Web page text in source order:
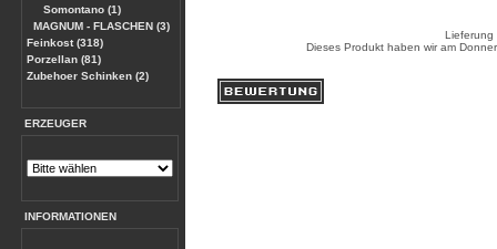
Somontano (1)
MAGNUM - FLASCHEN (3)
Feinkost (318)
Porzellan (81)
Zubehoer Schinken (2)
ERZEUGER
INFORMATIONEN
Lieferung
Dieses Produkt haben wir am